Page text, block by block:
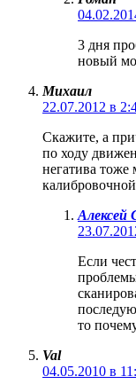
3 дня
новый
Михаил
22.07.2012 в
Скажите, а
по ходу
негатива тоже
Алексей
Если
то
Val
04.05.2010 в